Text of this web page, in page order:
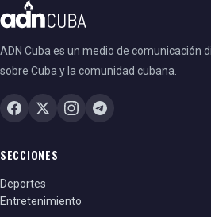
ADN Cuba es un medio de comunicación
sobre Cuba y la comunidad cubana.
SECCIONES
Deportes
Entretenimiento